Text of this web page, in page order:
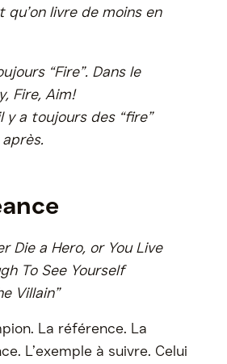
qu’on livre de moins en
“Fire”. Dans le
Fire, Aim!
y a toujours des “fire”
Die a Hero, or You Live
To See Yourself
Villain”
La référence. La
L’exemple à suivre. Celui